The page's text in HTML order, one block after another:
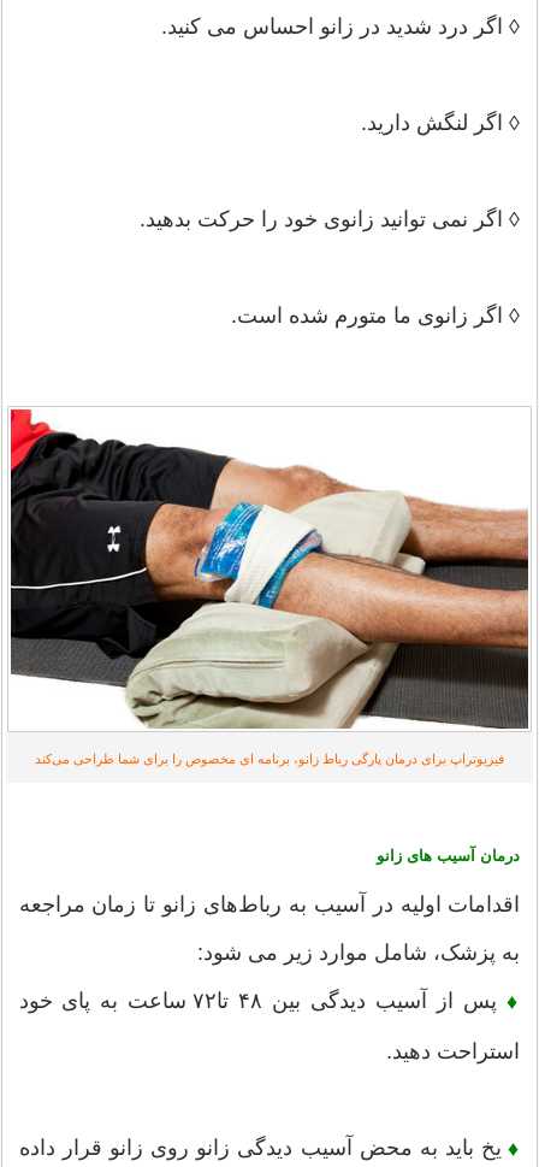
◊ اگر درد شدید در زانو احساس می کنید.
◊ اگر لنگش دارید.
◊ اگر نمی توانید زانوی خود را حرکت بدهید.
◊ اگر زانوی ما متورم شده است.
فیزیوتراپ برای درمان پارگی رباط زانو، برنامه ای مخصوص را برای شما طراحی می‌کند
درمان آسیب های زانو
اقدامات اولیه در آسیب به رباط‌های زانو تا زمان مراجعه
به پزشک، شامل موارد زیر می شود:
♦ پس از آسیب دیدگی بین ۴۸ تا۷۲ ساعت به پای خود
استراحت دهید.
♦یخ باید به محض آسیب دیدگی زانو روی زانو قرار داده